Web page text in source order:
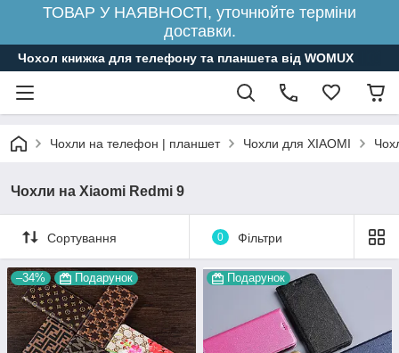
ТОВАР У НАЯВНОСТІ, уточнюйте терміни
доставки.
Чохол книжка для телефону та планшета від WOMUX
Чохли на телефон | планшет Чохли для XIAOMI
Чохли на Xiaomi Redmi 9
Сортування 0 Фільтри
–34% Подарунок Подарунок